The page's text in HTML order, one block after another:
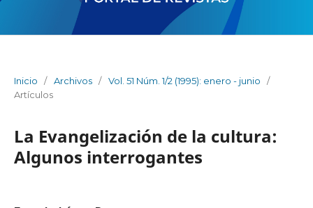
Inicio / Archivos / Vol. 51 Núm. 1/2 (1995): enero - junio
/
Artículos
La Evangelización de la cultura:
Algunos interrogantes